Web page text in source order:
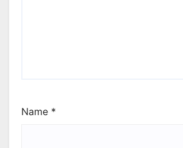
Name *